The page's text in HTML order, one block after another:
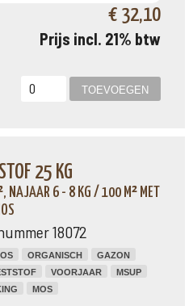
€ 32,10
Prijs incl. 21% btw
25 KG
NAJAAR 6 - 8 KG / 100 M² MET
18072
ORGANISCH
GAZON
VOORJAAR
MSUP
MOS